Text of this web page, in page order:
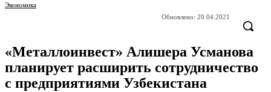
Экономика
Обновлено: 20.04.2021
«Металлоинвест» Алишера Усманова
планирует расширить сотрудничество
с предприятиями Узбекистана